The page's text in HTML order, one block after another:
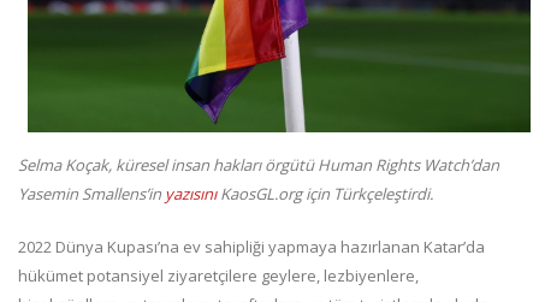
Selma Koçak, küresel insan hakları örgütü Human Rights Watch’dan
Yasemin Smallens’in yazısınıKaosGL.org için Türkçeleştirdi.
2022 Dünya Kupası’na ev sahipliği yapmaya hazırlanan Katar’da
hükümet potansiyel ziyaretçilere geylere, lezbiyenlere,